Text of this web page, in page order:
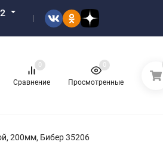
Сравнение
0
Просмотренные
0
200мм, Бибер 35206